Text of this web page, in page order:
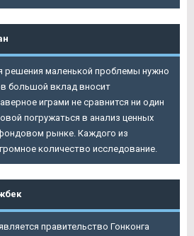
решения маленькой проблемы нужно
большой вклад вносит
играми не сравнится ни один
погружаться в анализ ценных
рынке. Каждого из
количество исследование.
правительство Гонконга